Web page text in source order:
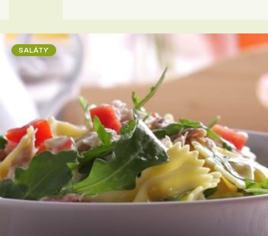
SALÁTY